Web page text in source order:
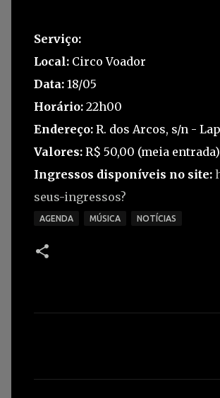
Serviço:
Local: Circo Voador
Data: 18/05
Horário: 22h00
Endereço: R. dos Arcos, s/n -
Valores: R$ 50,00 (meia entrada)
Ingressos disponíveis no site:
seus-ingressos?
AGENDA MÚSICA NOTÍCIAS